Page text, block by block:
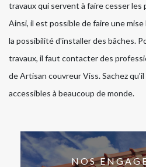
travaux qui servent à faire cesser
Ainsi, il est possible de faire une mise
la possibilité d'installer des bâches.
travaux, il faut contacter des
de Artisan couvreur Viss. Sachez
accessibles à beaucoup de monde.
NOS